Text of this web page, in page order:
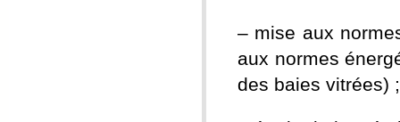
– mise aux
aux normes
des baies vitrées) ;